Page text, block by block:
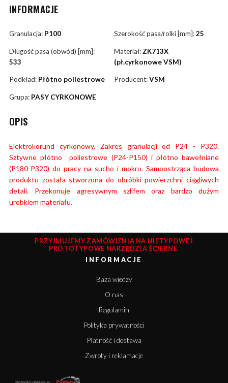
INFORMACJE
Granulacja: P100 Szerokość pasa/rolki [mm]:25
Długość pasa (obwód) [mm]:
533
Materiał: ZK713X
(pł.cyrkonowe VSM)
Podkład: Płótno poliestrowe Producent:VSM
Grupa: PASY CYRKONOWE
OPIS
Elektrokorund cyrkonowy. Zakres granulacji od P24 - P320.
Sztywne płótno poliestrowe (P24-P150) i płótno bawełniane
(P180-P320) do pracy na sucho i mokro. Samoostrząca budowa
produktu została stworzona do obróbki powierzchni ciągliwych
detali. Przekonuje agresywnym szlifem oraz bardzo dużym
urobkiem materiału.
PRZYJMUJEMY ZAMÓWIENIA NA NIETYPOWE I
PROTOTYPOWE NARZĘDZIA ŚCIERNE.
INFORMACJE
Baza wiedzy
O nas
Regulamin
Polityka prywatności
Płatność i dostawa
Zwroty i reklamacje